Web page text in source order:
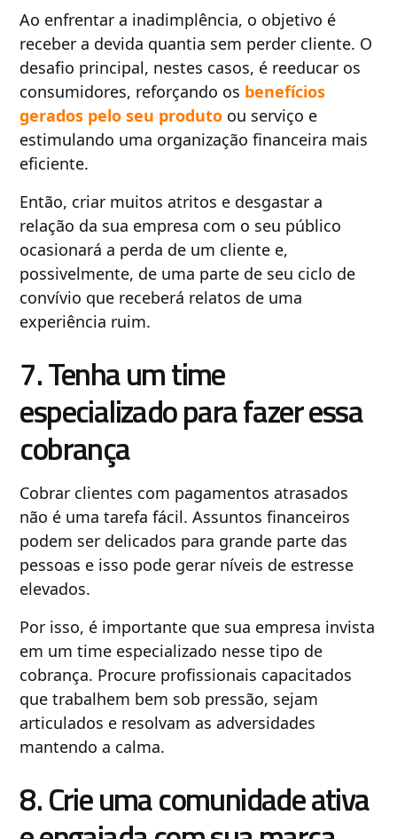
Ao enfrentar a inadimplência, o objetivo é
receber a devida quantia sem perder cliente. O
desafio principal, nestes casos, é reeducar os
consumidores, reforçando os benefícios
gerados pelo seu produto ou serviço e
estimulando uma organização financeira mais
eficiente.
Então, criar muitos atritos e desgastar a
relação da sua empresa com o seu público
ocasionará a perda de um cliente e,
possivelmente, de uma parte de seu ciclo de
convívio que receberá relatos de uma
experiência ruim.
7. Tenha um time
especializado para fazer essa
cobrança
Cobrar clientes com pagamentos atrasados
não é uma tarefa fácil. Assuntos financeiros
podem ser delicados para grande parte das
pessoas e isso pode gerar níveis de estresse
elevados.
Por isso, é importante que sua empresa invista
em um time especializado nesse tipo de
cobrança. Procure profissionais capacitados
que trabalhem bem sob pressão, sejam
articulados e resolvam as adversidades
mantendo a calma.
8. Crie uma comunidade ativa